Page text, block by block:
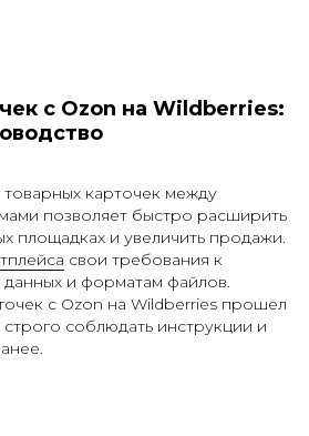
с Ozon на Wildberries:
карточек между
позволяет быстро расширить
площадках и увеличить продажи.
свои требования к
данных и форматам файлов.
с Ozon на Wildberries прошел
соблюдать инструкции и